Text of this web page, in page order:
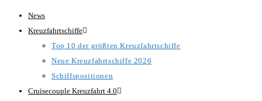
Zum
Inhalt
News
Kreuzfahrtschiffe
Top 10 der größten Kreuzfahrtschiffe
Neue Kreuzfahrtschiffe 2026
Schiffspositionen
Cruisecouple Kreuzfahrt 4.0